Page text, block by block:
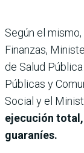
Según el
Finanzas,
de Salud
Públicas y
Social y el
ejecución
guaraníes.